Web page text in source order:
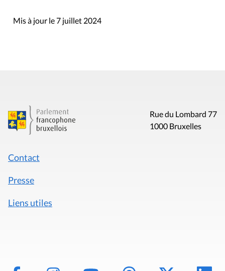
Mis à jour le 7 juillet 2024
Rue du Lombard 77
1000 Bruxelles
Contact
Presse
Liens utiles